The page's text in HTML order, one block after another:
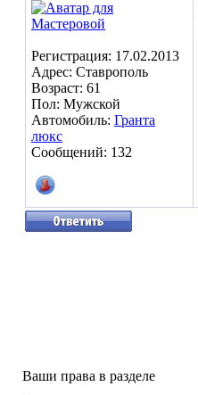
Регистрация: 17.02.2013
Адрес: Ставрополь
Возраст: 61
Пол: Мужской
Автомобиль: Гранта
люкс
Сообщений: 132
Ваши права в разделе